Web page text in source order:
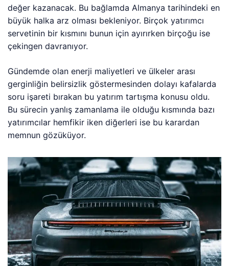
değer kazanacak. Bu bağlamda Almanya tarihindeki en
büyük halka arz olması bekleniyor. Birçok yatırımcı
servetinin bir kısmını bunun için ayırırken birçoğu ise
çekingen davranıyor.
Gündemde olan enerji maliyetleri ve ülkeler arası
gerginliğin belirsizlik göstermesinden dolayı kafalarda
soru işareti bırakan bu yatırım tartışma konusu oldu.
Bu sürecin yanlış zamanlama ile olduğu kısmında bazı
yatırımcılar hemfikir iken diğerleri ise bu karardan
memnun gözüküyor.